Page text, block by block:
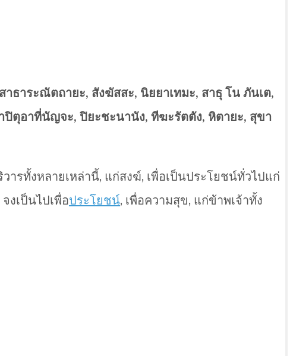
ธาระณัตถายะ, สังฆัสสะ, นิยยาเทมะ, สาธุ โน ภันเต,
ปิตุอาที่นัญจะ, ปิยะชะนานัง, ทีฆะรัตตัง, หิตายะ, สุขา
รทั้งหลายเหล่านี้, แก่สงฆ์, เพื่อเป็นประโยชน์ทั่วไปแก่
งเป็นไปเพื่อประโยชน์, เพื่อความสุข, แก่ข้าพเจ้าทั้ง